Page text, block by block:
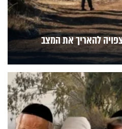
להאריך את המצב